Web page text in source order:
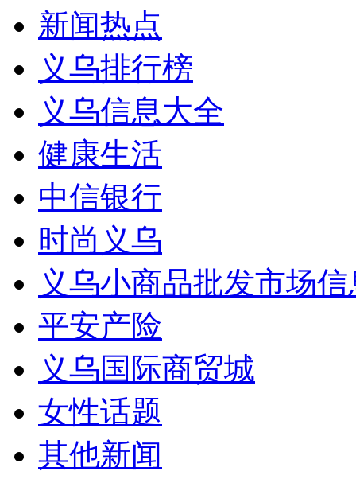
新闻热点
义乌排行榜
义乌信息大全
健康生活
中信银行
时尚义乌
义乌小商品批发市场
平安产险
义乌国际商贸城
女性话题
其他新闻